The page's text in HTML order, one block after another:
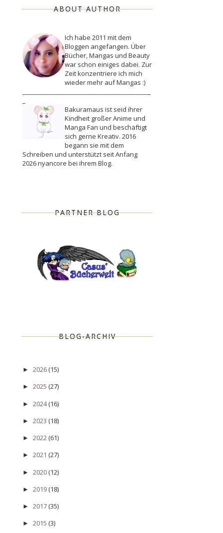
ABOUT AUTHOR
Ich habe 2011 mit dem
Bloggen angefangen. Über
Bücher, Mangas und Beauty
war schon einiges dabei. Zur
Zeit konzentriere ich mich
wieder mehr auf Mangas :)
Bakuramaus ist seid ihrer
Kindheit großer Anime und
Manga Fan und beschäftigt
sich gerne Kreativ. 2016
begann sie mit dem
Schreiben und unterstützt seit Anfang
2026 nyancore bei ihrem Blog.
PARTNER BLOG
BLOG-ARCHIV
► 2026(15)
► 2025 (27)
► 2024(16)
► 2023 (18)
► 2022(61)
► 2021 (27)
► 2020(12)
► 2019(18)
► 2017(35)
► 2015 (3)